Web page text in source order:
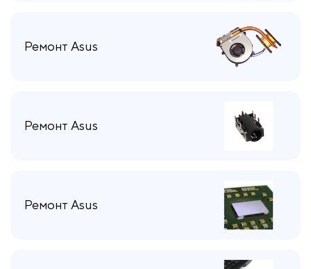
Ремонт Asus
Ремонт Asus
Ремонт Asus